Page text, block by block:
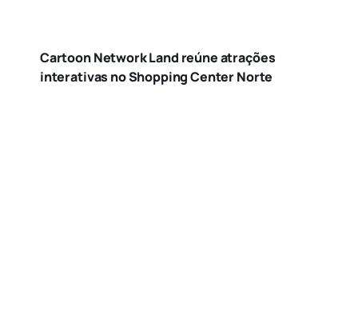
Cartoon Network Land reúne atrações
interativas no Shopping Center Norte